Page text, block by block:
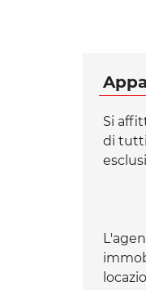
Si
di tutti